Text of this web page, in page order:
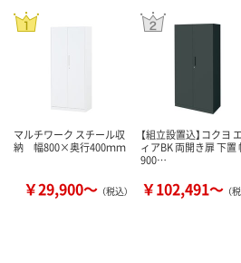
マルチワーク スチール収
納 幅800×奥行400ｍｍ
￥29,900～ （税込）
【組立設置込】コクヨ
ィアBK 両開き扉 下置
900…
￥102,491～ （